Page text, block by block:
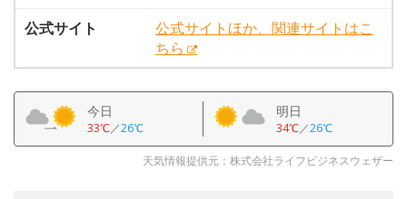
公式サイト
公式サイトほか、関連サイトはこ
ちら
今日
33℃／26℃
明日
34℃／26℃
天気情報提供元：株式会社ライフビジネスウェザー